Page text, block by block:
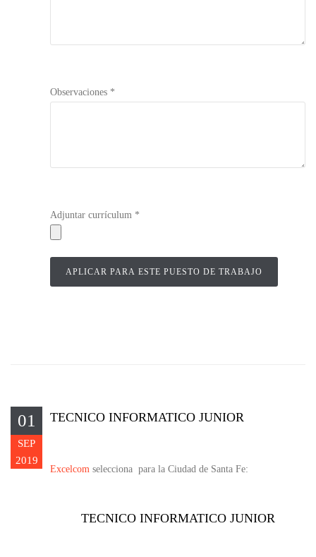
Observaciones *
Adjuntar currículum *
01
SEP
2019
TECNICO INFORMATICO JUNIOR
Excelcom selecciona para la Ciudad de Santa Fe:
TECNICO INFORMATICO JUNIOR